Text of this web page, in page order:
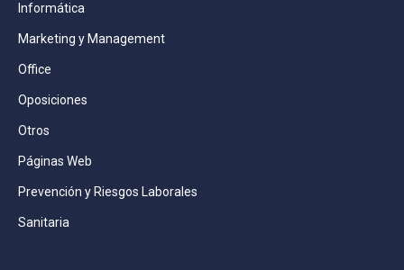
Informática
Marketing y Management
Office
Oposiciones
Otros
Páginas Web
Prevención y Riesgos Laborales
Sanitaria